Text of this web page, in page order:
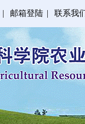
邮箱登陆 联系我